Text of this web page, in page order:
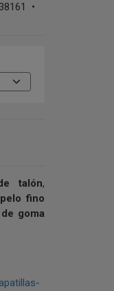
•
talón,
fino
goma